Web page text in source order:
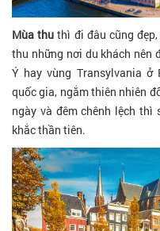
Mùa thu thì đi đâu cũng
thu những nơi du khách nên
Ý hay vùng Transylvania ở
quốc gia, ngắm thiên nhiên
ngày và đêm chênh lệch thì
khắc thần tiên.